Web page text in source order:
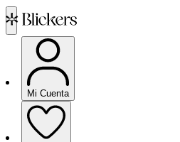
Mi Cuenta